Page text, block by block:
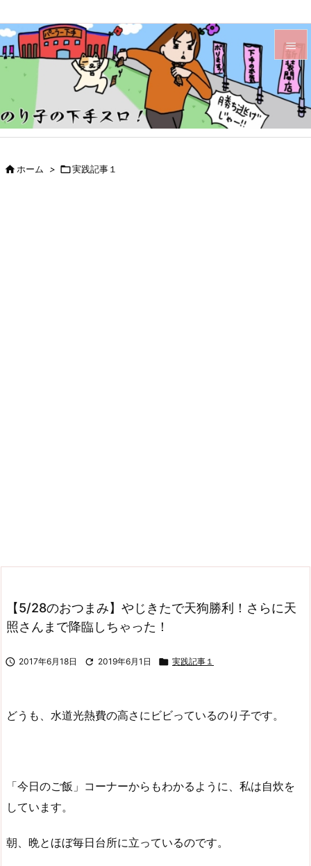


メニュ

サイド
ホーム > 実践記事１
【5/28のおつまみ】やじきたで天狗勝利！さらに天
照さんまで降臨しちゃった！
 2017年6月18日  2019年6月1日  実践記事１
どうも、水道光熱費の高さにビビっているのり子です。
「今日のご飯」コーナーからもわかるように、私は自炊を
しています。
朝、晩とほぼ毎日台所に立っているのです。